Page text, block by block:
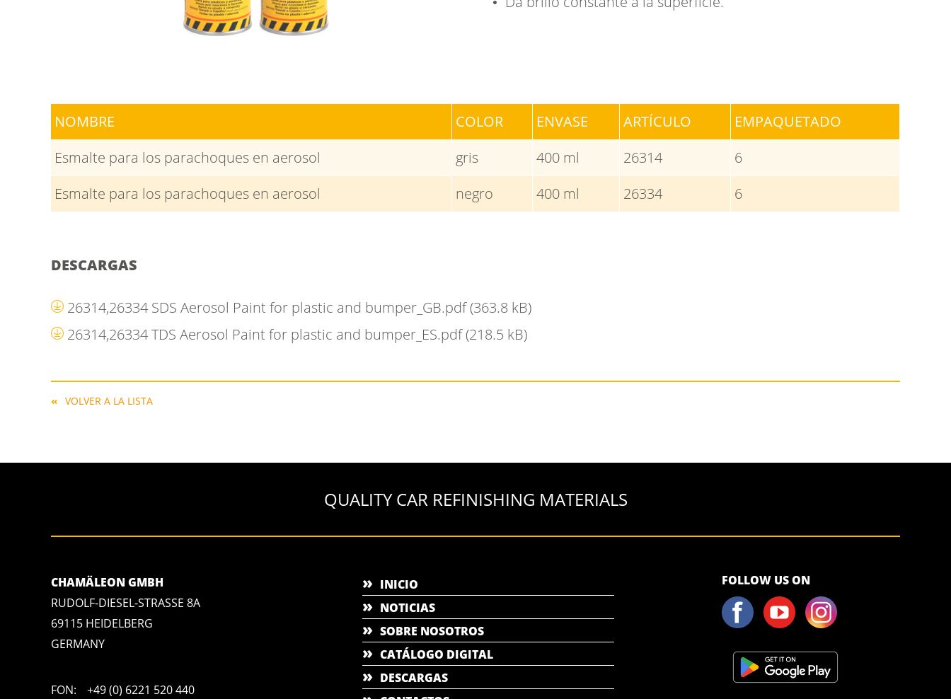
NOMBRE COLOR ENVASE ARTÍCULO
EMPAQUETADO
Esmalte para los parachoques en aerosol
gris 400 ml 26314
6
Esmalte para los parachoques en aerosol
negro 400 ml 26334 6
DESCARGAS
26314,26334 SDS Aerosol Paint for plastic and bumper_GB.pdf(363.8 kB)
26314,26334 TDS Aerosol Paint for plastic and bumper_ES.pdf(218.5 kB)
VOLVER A LA LISTA
QUALITY CAR REFINISHING MATERIALS
CHAMÄLEON GMBH
RUDOLF-DIESEL-STRASSE 8A
69115 HEIDELBERG
GERMANY
FON: +49 (0) 6221 520 440
INICIO
NOTICIAS
SOBRE NOSOTROS
CATÁLOGO DIGITAL
DESCARGAS
FOLLOW US ON